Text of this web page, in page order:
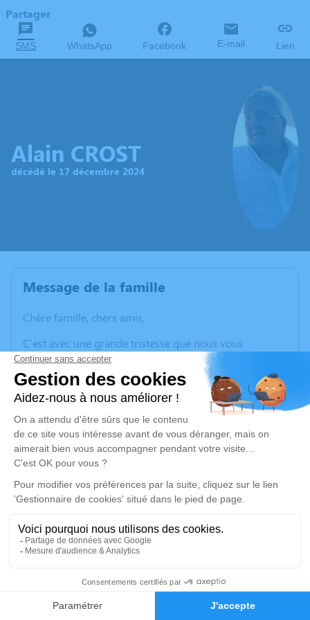
Faire-part Hommages
Partager
SMS WhatsApp Facebook E-mail Lien
Alain CROST
décédé le 17 décembre 2024
Message de la famille
Chère famille, chers amis,
C'est avec une grande tristesse que nous vous
annonçons le décès
survenu
décembre 2024
à Salagnon. La cérémonie se
déroulera le vendredi 27 décembre 2024 à 09h30 à
l'adresse suivante : CENTRE FUNERAIRE BOUDRIER 31
Rue Lavoisier - 38300 Bourgoin Jallieu.
Pas de fleurs, ni plaque.
Cet espace privé est destiné à recueillir vos
condoléances ou le souvenir d’un moment passé.
vendredi 27 décembre 2024 à 09h30
CENTRE FUNERAIRE BOUDRIER 31 Rue Lavoisier
38300 Bourgoin Jallieu